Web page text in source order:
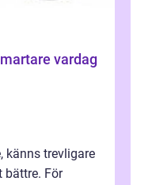
känns trevligare
bättre. För